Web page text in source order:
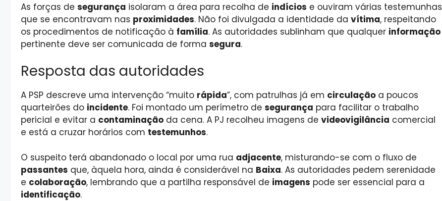
As forças de segurança isolaram a área para recolha de indícios e ouviram várias testemunhas
que se encontravam nas proximidades. Não foi divulgada a identidade da vítima, respeitando
os procedimentos de notificação à família. As autoridades sublinham que qualquer informação
pertinente deve ser comunicada de forma segura.
Resposta das autoridades
A PSP descreve uma intervenção “muito rápida”, com patrulhas já em circulação a poucos
quarteirões do incidente. Foi montado um perímetro de segurança para facilitar o trabalho
pericial e evitar a contaminação da cena. A PJ recolheu imagens de videovigilância comercial
e está a cruzar horários com testemunhos.
O suspeito terá abandonado o local por uma rua adjacente, misturando-se com o fluxo de
passantes que, àquela hora, ainda é considerável na Baixa. As autoridades pedem serenidade
e colaboração, lembrando que a partilha responsável de imagens pode ser essencial para a
identificação.